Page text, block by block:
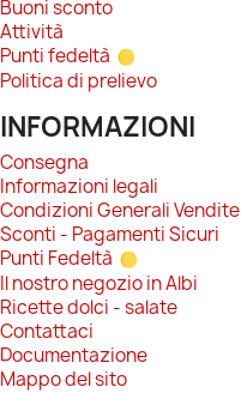
Buoni sconto
Attività
Punti fedeltà
Politica di prelievo
INFORMAZIONI
Consegna
Informazioni legali
Condizioni Generali Vendite
Sconti - Pagamenti Sicuri
Punti Fedeltà
Il nostro negozio in Albi
Ricette dolci - salate
Contattaci
Documentazione
Mappo del sito